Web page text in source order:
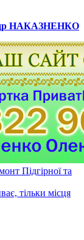
НАКАЗНЕНКО
Підгірної та
тільки місця